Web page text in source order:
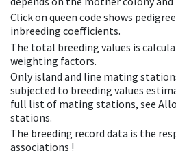
Click on queen code shows
inbreeding coefficients.
The total breeding values is
weighting factors.
Only island and line mating
subjected to breeding values
full list of mating stations, see
stations.
The breeding record data is the
associations !